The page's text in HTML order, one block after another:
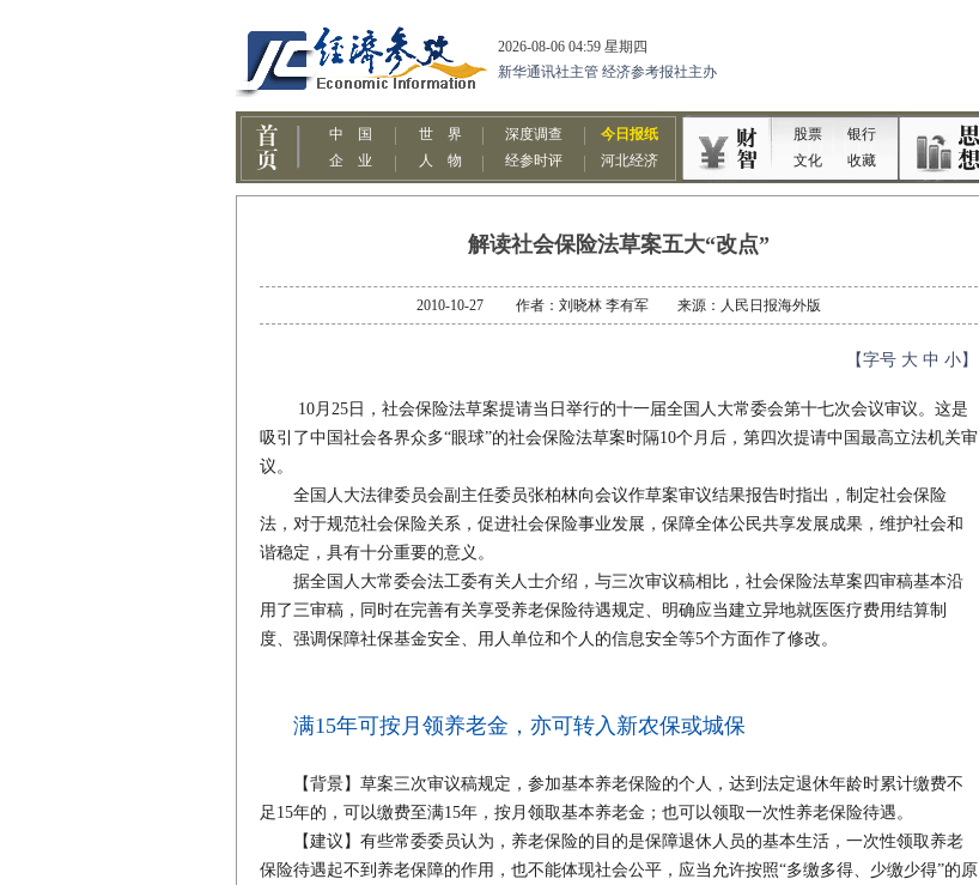
解读社会保险法草案五大“改点”
2010-10-27 作者：刘晓林 李有军 来源：人民日报海外版
【字号 大 中 小】
10月25日，社会保险法草案提请当日举行的十一届全国人大常委会第十七次会议审议。这是
吸引了中国社会各界众多“眼球”的社会保险法草案时隔10个月后，第四次提请中国最高立法机关审
议。
全国人大法律委员会副主任委员张柏林向会议作草案审议结果报告时指出，制定社会保险
法，对于规范社会保险关系，促进社会保险事业发展，保障全体公民共享发展成果，维护社会和
谐稳定，具有十分重要的意义。
据全国人大常委会法工委有关人士介绍，与三次审议稿相比，社会保险法草案四审稿基本沿
用了三审稿，同时在完善有关享受养老保险待遇规定、明确应当建立异地就医医疗费用结算制
度、强调保障社保基金安全、用人单位和个人的信息安全等5个方面作了修改。
满15年可按月领养老金，亦可转入新农保或城保
【背景】草案三次审议稿规定，参加基本养老保险的个人，达到法定退休年龄时累计缴费不
足15年的，可以缴费至满15年，按月领取基本养老金；也可以领取一次性养老保险待遇。
【建议】有些常委委员认为，养老保险的目的是保障退休人员的基本生活，一次性领取养老
保险待遇起不到养老保障的作用，也不能体现社会公平，应当允许按照“多缴多得、少缴少得”的原